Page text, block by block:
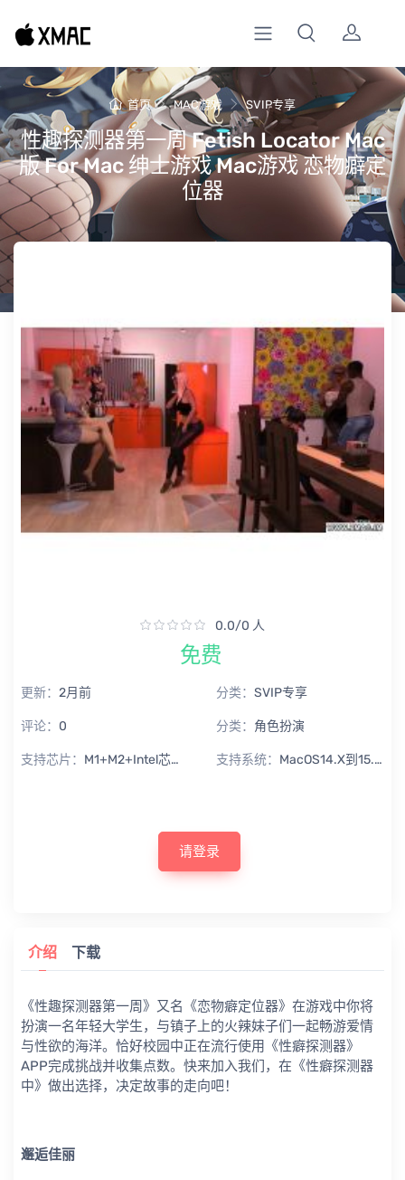
首页 MAC游戏 SVIP专享
性趣探测器第一周 Fetish Locator Mac
版 For Mac 绅士游戏 Mac游戏 恋物癖定
位器
0.0/0 人
免费
更新： 2月前 分类： SVIP专享
评论： 0 分类： 角色扮演
支持芯片： M1+M2+Intel芯片通用 支持系统： MacOS14.X到15.X Sequoia
请登录
介绍 下载
《性趣探测器第一周》又名《恋物癖定位器》在游戏中你将
扮演一名年轻大学生，与镇子上的火辣妹子们一起畅游爱情
与性欲的海洋。恰好校园中正在流行使用《性癖探测器》
APP完成挑战并收集点数。快来加入我们，在《性癖探测器
中》做出选择，决定故事的走向吧！
邂逅佳丽